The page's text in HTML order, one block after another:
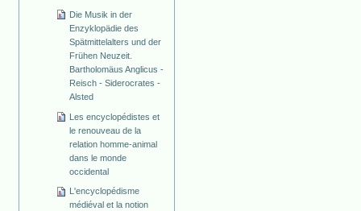
Die Musik in der
Enzyklopädie des
Spätmittelalters und der
Frühen Neuzeit.
Bartholomäus Anglicus -
Reisch - Siderocrates -
Alsted
Les encyclopédistes et
le renouveau de la
relation homme-animal
dans le monde
occidental
L'encyclopédisme
médiéval et la notion